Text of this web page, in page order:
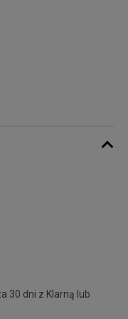
30 dni z Klarną lub